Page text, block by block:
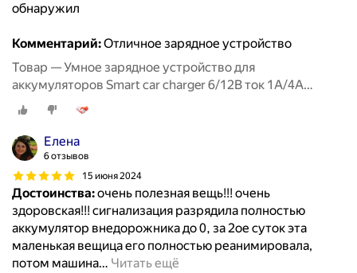
обнаружил
Комментарий:Отличное зарядное устройство
Товар — Умное зарядное устройство для
аккумуляторов Smart car charger 6/12В ток 1А/4А
RUNWAY
Елена
6 отзывов
15 июня 2024
Достоинства:очень полезная вещь!!! очень
здоровская!!! сигнализация разрядила полностью
аккумулятор внедорожника до 0, за 2ое суток эта
маленькая вещица его полностью реанимировала,
потом машина… Читать ещё